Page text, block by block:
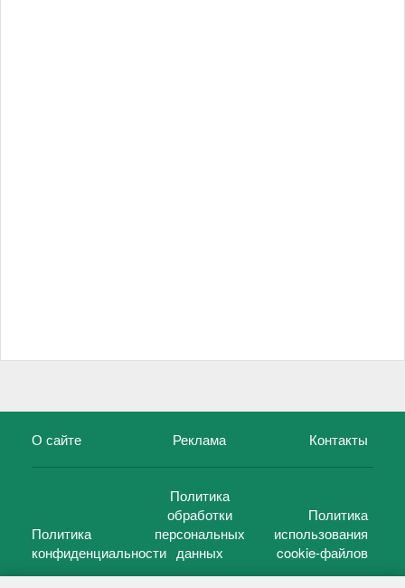
О сайте Реклама Контакты
Политика
конфиденциальности
Политика
обработки
персональных
данных
Политика
использования
cookie-файлов